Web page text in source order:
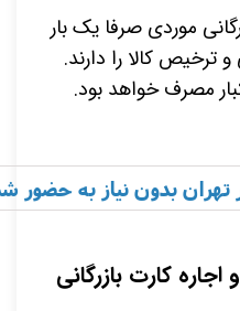
موردی صرفا یک بار
ترخیص کالا را دارند.
مصرف خواهد بود.
تهران بدون نیاز به حضور
کارت بازرگانی